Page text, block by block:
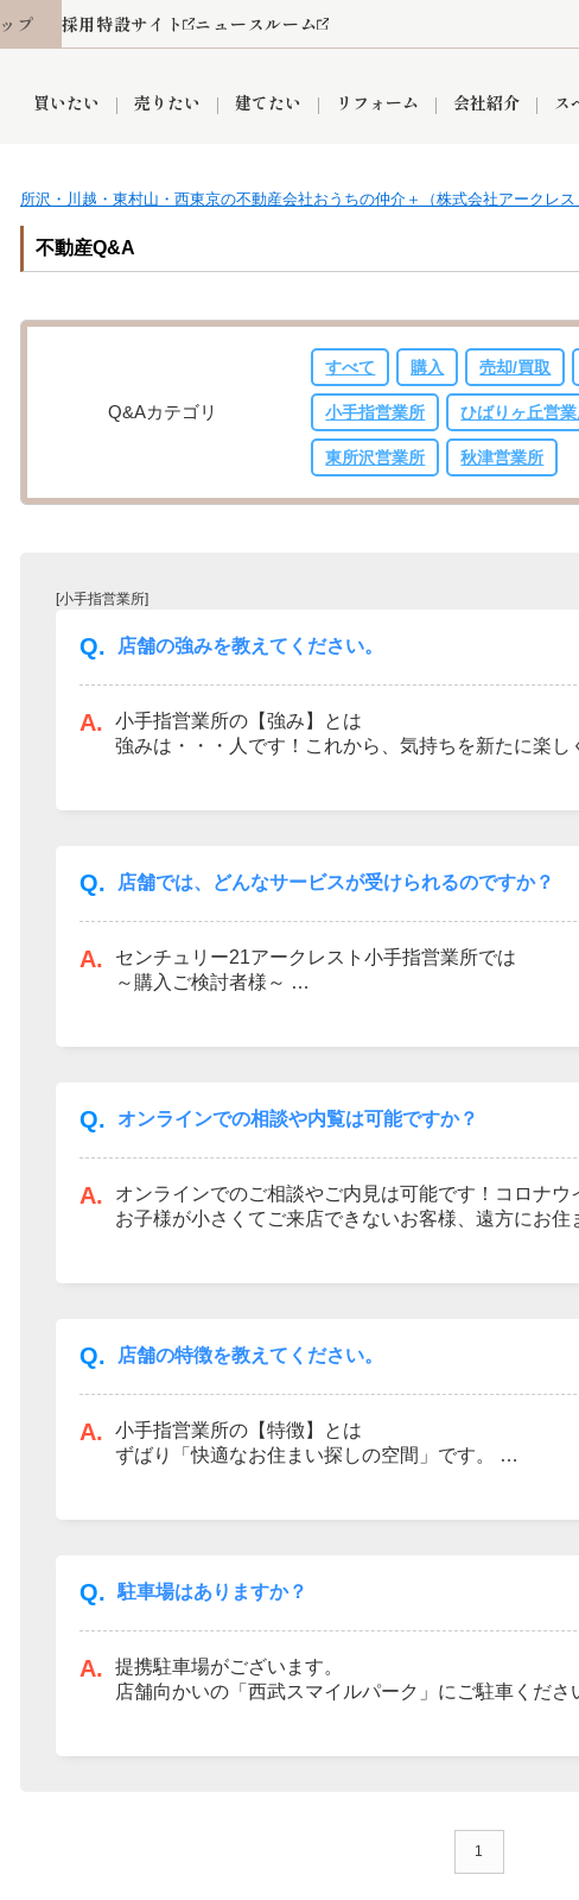
プ 採用特設サイト ニュースルーム
買いたい
町名から探す
施工物件 リノベーション済み物件
携金融機関 8代疾病保証付き住宅ローン 団体信用保険
売りたい
売却成功実績
リースバック
東村山市 入間市 狭山市 富士見市 新座市
建てたい リフォーム
ーム事例
会社紹介
採用情報
ひばりケ丘営業所 秋津
フォーム おうちパークグループの強み
ス
おうちパークくらぶ
売却査定依頼
所沢・川越・東村山・西東京の不動産会社おうちの仲介＋（株式会社アークレス
不動産Q&A
Q&Aカテゴリ
すべて 購入 売却/買取
小手指営業所 ひばりヶ丘営
東所沢営業所 秋津営業所
[小手指営業所]
Q. 店舗の強みを教えてください。
A.
小手指営業所の【強み】とは
強みは・・・人です！これから、気持ちを新たに楽
安を抱えながら不動産屋に行く、、、嫌な思いをし
様にどれだけ長い期間お付き合いできるかも大切にし
い！
Q. 店舗では、どんなサービスが受けられるのですか？
A.
センチュリー21アークレスト小手指営業所では
～購入ご検討者様～
住宅購入のメリット・デメリットのご説明。住宅ロ
その場で机上査定。売却時の諸費用計算。税金関係の
の仕組み。売却検討地の成約事例提示。等
す。
Q. オンラインでの相談や内覧は可能ですか？
A.
オンラインでのご相談やご内見は可能です！コロナウ
お子様が小さくてご来店できないお客様、遠方にお
ンラインでのご対応を行っております！当社では「
Q. 店舗の特徴を教えてください。
A.
小手指営業所の【特徴】とは
ずばり「快適なお住まい探しの空間」です。
ありますので、ご自由にご覧になってください。
～アメニティの充実～
ブランケット・トイレ周りのアメニティなど、「か
日々工夫をしております。ご来店いただいてご意見・
スタッフまでお申し付けください。
Q. 駐車場はありますか？
A.
提携駐車場がございます。
店舗向かいの「西武スマイルパーク」にご駐車くださ
1